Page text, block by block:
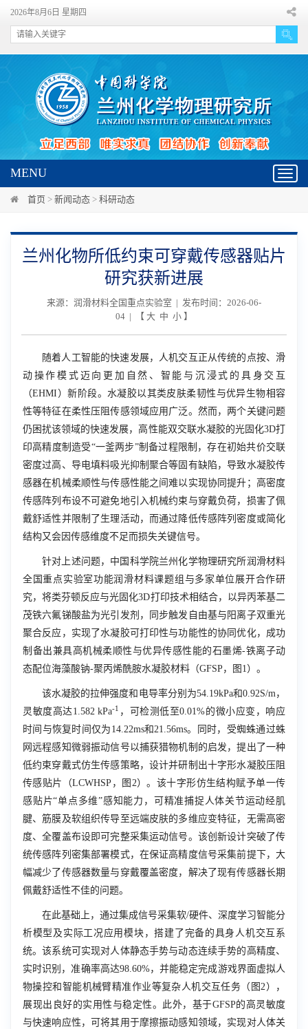
2026年8月6日 星期四
MENU
首页 > 新闻动态 > 科研动态
兰州化物所低约束可穿戴传感器贴片
研究获新进展
来源：润滑材料全国重点实验室 | 发布时间：2026-06-
04 | 【 大 中 小 】
随着人工智能的快速发展，人机交互正从传统的点按、滑
动操作模式迈向更加自然、智能与沉浸式的具身交互
（EHMI ）新阶段。水凝胶以其类皮肤柔韧性与优异生物相容
性等特征在柔性压阻传感领域应用广泛。然而，两个关键问题
仍困扰该领域的快速发展，高性能双交联水凝胶的光固化3D打
印高精度制造受“一釜两步”制备过程限制，存在初始共价交联
密度过高、导电填料吸光抑制聚合等固有缺陷，导致水凝胶传
感器在机械柔顺性与传感性能之间难以实现协同提升；高密度
传感阵列布设不可避免地引入机械约束与穿戴负荷，损害了佩
戴舒适性并限制了生理活动，而通过降低传感阵列密度或简化
结构又会因传感维度不足而损失关键信号。
针对上述问题，中国科学院兰州化学物理研究所润滑材料
全国重点实验室功能润滑材料课题组与多家单位展开合作研
究，将类芬顿反应与光固化3D打印技术相结合，以异丙苯基二
茂铁六氟锑酸盐为光引发剂，同步触发自由基与阳离子双重光
聚合反应，实现了水凝胶可打印性与功能性的协同优化，成功
制备出兼具高机械柔顺性与优异传感性能的石墨烯-铁离子动
态配位海藻酸钠-聚丙烯酰胺水凝胶材料（GFSP，图 1）。
该水凝胶的拉伸强度和电导率分别为54.19kPa和0.92S/m，
灵敏度高达1.582 kPa-1 ，可检测低至0.01%的微小应变，响应
时间与恢复时间仅为 14.22ms和21.56ms。同时，受蜘蛛通过蛛
网远程感知微弱振动信号以捕获猎物机制的启发，提出了一种
低约束穿戴式仿生传感策略，设计并研制出十字形水凝胶压阻
传感贴片（LCWHSP ，图 2）。该十字形仿生结构赋予单一传
感贴片“单点多维”感知能力，可精准捕捉人体关节运动经肌
腱、筋膜及软组织传导至远端皮肤的多维应变特征，无需高密
度、全覆盖布设即可完整采集运动信号。该创新设计突破了传
统传感阵列密集部署模式，在保证高精度信号采集前提下，大
幅减少了传感器数量与穿戴覆盖密度，解决了现有传感器长期
佩戴舒适性不佳的问题。
在此基础上，通过集成信号采集软/硬件、深度学习智能分
析模型及实际工况应用模块，搭建了完备的具身人机交互系
统。该系统可实现对人体静态手势与动态连续手势的高精度、
实时识别，准确率高达98.60%，并能稳定完成游戏界面虚拟人
物操控和智能机械臂精准作业等复杂人机交互任务（图2），
展现出良好的实用性与稳定性。此外，基于GFSP的高灵敏度
与快速响应性，可将其用于摩擦振动感知领域，实现对人体关